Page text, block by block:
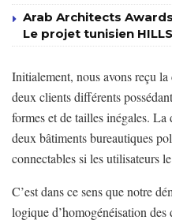
Arab Architects
Le projet tunisien
Initialement, nous avons reçu
deux clients différents
formes et de tailles inégales.
deux bâtiments bureautiques
connectables si les utilisateurs
C’est dans ce sens que notre
logique d’homogénéisation